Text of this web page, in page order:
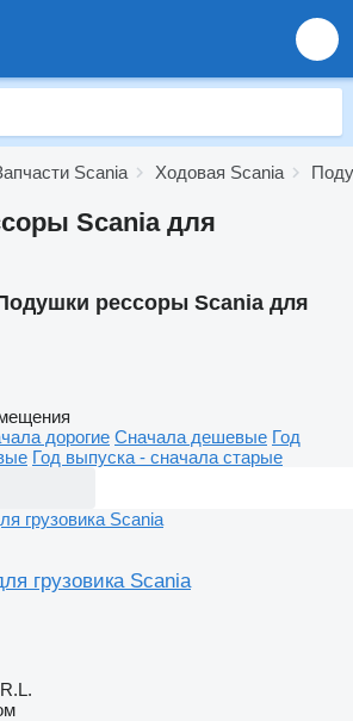
Scania Ходовая Scania
Scania для
рессоры Scania для
дорогие Сначала дешевые Год
Год выпуска - сначала старые
грузовика Scania